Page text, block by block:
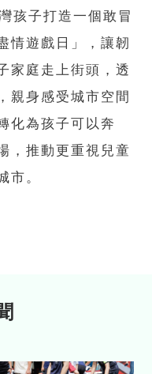
孩子打造一個敢冒
情遊戲日」，讓韌
家庭走上街頭，透
親身感受城市空間
化為孩子可以奔
，推動更重視兒童
市。